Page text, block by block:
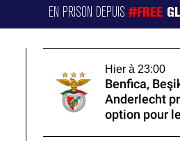
EN PRISON DEPUIS#FREE
Hier à 23:00
Benfica,
Anderlecht
option pour